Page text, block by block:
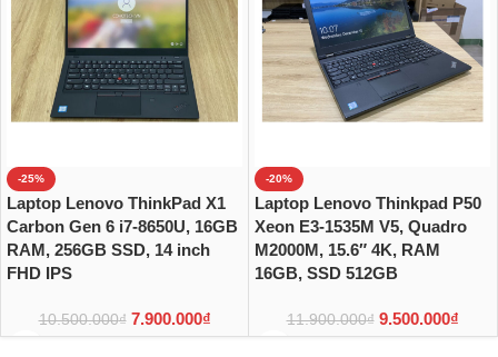
-25%
Laptop Lenovo ThinkPad X1
Carbon Gen 6 i7-8650U, 16GB
RAM, 256GB SSD, 14 inch
FHD IPS
10.500.000₫ 7.900.000₫
-20%
Laptop Lenovo Thinkpad P50
Xeon E3-1535M V5, Quadro
M2000M, 15.6″ 4K, RAM
16GB, SSD 512GB
11.900.000₫ 9.500.000₫